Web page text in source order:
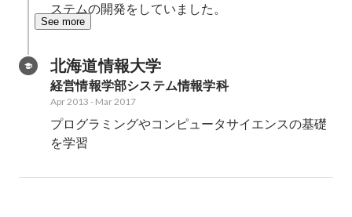
ステムの開発をしていました。
See more
北海道情報大学
経営情報学部システム情報学科
Apr 2013 - Mar 2017
プログラミングやコンピュータサイエンスの基礎
を学習